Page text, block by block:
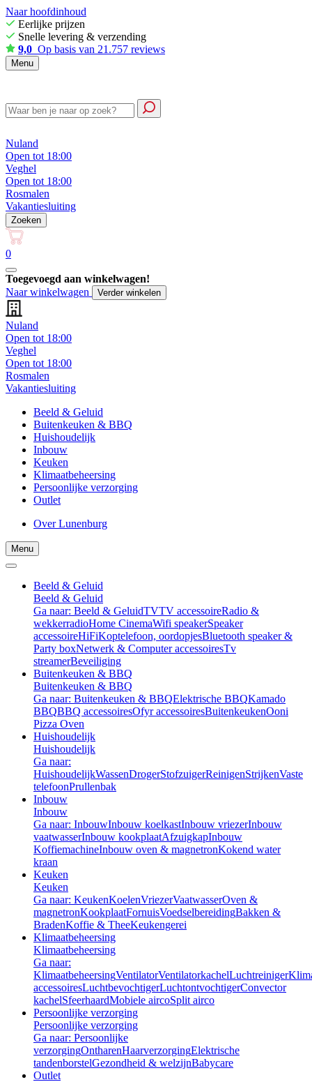
Naar hoofdinhoud
Eerlijke prijzen
Snelle levering & verzending
9,0 Op basis van 21.757 reviews
Menu
Nuland
Open tot 18:00
Veghel
Open tot 18:00
Rosmalen
Vakantiesluiting
Zoeken
0
Toegevoegd aan winkelwagen!
Naar winkelwagen
Verder winkelen
Nuland
Open tot 18:00
Veghel
Open tot 18:00
Rosmalen
Vakantiesluiting
Beeld & Geluid
Buitenkeuken & BBQ
Huishoudelijk
Inbouw
Keuken
Klimaatbeheersing
Persoonlijke verzorging
Outlet
Over Lunenburg
Menu
Beeld & Geluid
Beeld & Geluid
Ga naar: Beeld & GeluidTVTV accessoireRadio &
wekkerradioHome CinemaWifi speakerSpeaker
accessoireHiFiKoptelefoon, oordopjesBluetooth speaker &
Party boxNetwerk & Computer accessoiresTv
streamerBeveiliging
Buitenkeuken & BBQ
Buitenkeuken & BBQ
Ga naar: Buitenkeuken & BBQElektrische BBQKamado
BBQBBQ accessoiresOfyr accessoiresBuitenkeukenOoni
Pizza Oven
Huishoudelijk
Huishoudelijk
Ga naar:
HuishoudelijkWassenDrogerStofzuigerReinigenStrijkenVaste
telefoonPrullenbak
Inbouw
Inbouw
Ga naar: InbouwInbouw koelkastInbouw vriezerInbouw
vaatwasserInbouw kookplaatAfzuigkapInbouw
KoffiemachineInbouw oven & magnetronKokend water
kraan
Keuken
Keuken
Ga naar: KeukenKoelenVriezerVaatwasserOven &
magnetronKookplaatFornuisVoedselbereidingBakken &
BradenKoffie & TheeKeukengerei
Klimaatbeheersing
Klimaatbeheersing
Ga naar:
KlimaatbeheersingVentilatorVentilatorkachelLuchtreiniger
accessoiresLuchtbevochtigerLuchtontvochtigerConvector
kachelSfeerhaardMobiele aircoSplit airco
Persoonlijke verzorging
Persoonlijke verzorging
Ga naar: Persoonlijke
verzorgingOntharenHaarverzorgingElektrische
tandenborstelGezondheid & welzijnBabycare
Outlet